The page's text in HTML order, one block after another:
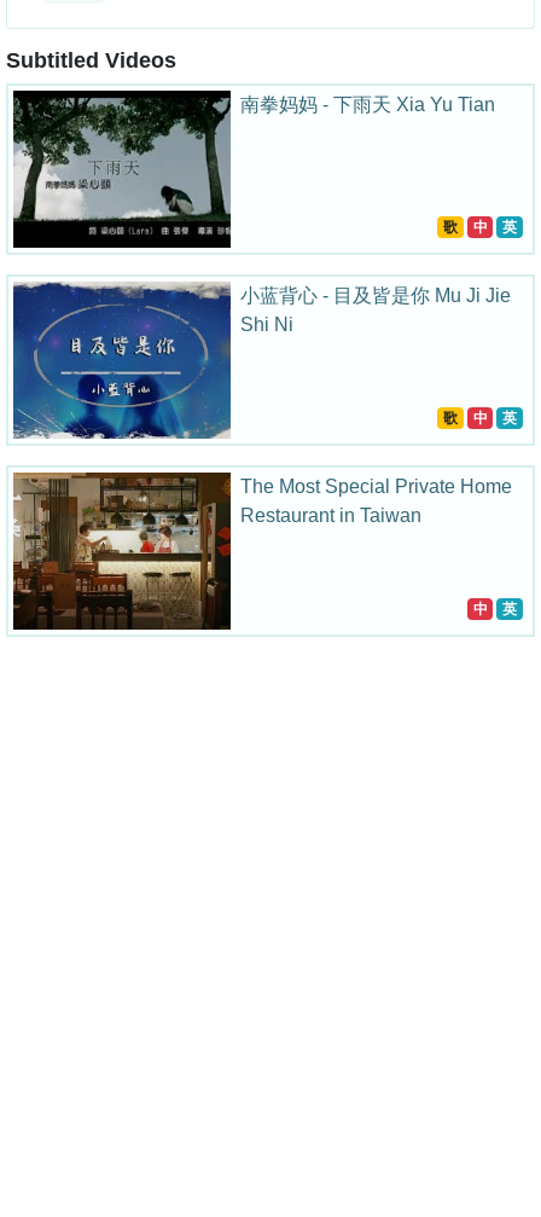
Subtitled Videos
南拳妈妈 - 下雨天 Xia Yu Tian
歌 中 英
小蓝背心 - 目及皆是你 Mu Ji Jie
Shi Ni
歌 中 英
The Most Special Private Home
Restaurant in Taiwan
中 英